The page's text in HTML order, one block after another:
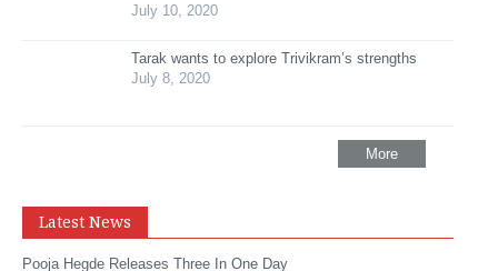
July 10, 2020
Tarak wants to explore Trivikram’s strengths
July 8, 2020
More
Latest News
Pooja Hegde Releases Three In One Day